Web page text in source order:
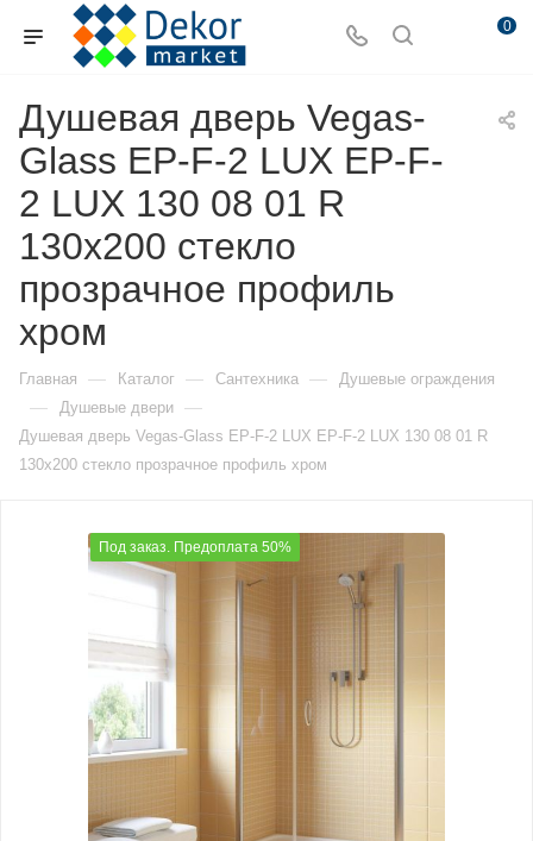
0
Душевая дверь Vegas-
Glass EP-F-2 LUX EP-F-
2 LUX 130 08 01 R
130х200 стекло
прозрачное профиль
хром
Главная — Каталог — Сантехника — Душевые ограждения
— Душевые двери —
Душевая дверь Vegas-Glass EP-F-2 LUX EP-F-2 LUX 130 08 01 R
130х200 стекло прозрачное профиль хром
Под заказ. Предоплата 50%